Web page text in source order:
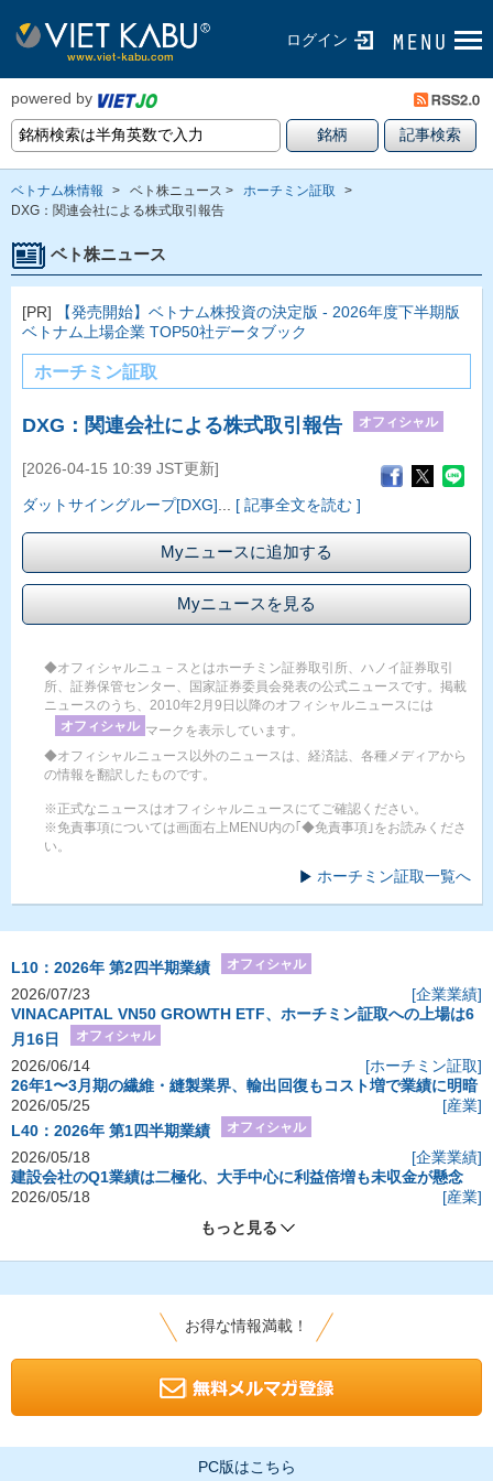
ログイン
powered by
ベトナム株情報 > ベト株ニュース > ホーチミン証取
>
DXG：関連会社による株式取引報告
ベト株ニュース
[PR]
【発売開始】ベトナム株投資の決定版 - 2026年度下半期版
ベトナム上場企業 TOP50社データブック
ホーチミン証取
DXG：関連会社による株式取引報告 オフィシャル
[2026-04-15 10:39 JST更新]
ダットサイングループ[DXG] [ 記事全文を読む ]
Myニュースに追加する
Myニュースを見る
◆オフィシャルニュ－スとはホーチミン証券取引所、ハノイ証券取引
所、証券保管センター、国家証券委員会発表の公式ニュースです。掲載
ニュースのうち、2010年2月9日以降のオフィシャルニュースには
オフィシャル マークを表示しています。
◆オフィシャルニュース以外のニュースは、経済誌、各種メディアから
の情報を翻訳したものです。
※正式なニュースはオフィシャルニュースにてご確認ください。
※免責事項については画面右上MENU内の｢◆免責事項｣をお読みくださ
い。
ホーチミン証取一覧へ
L10：2026年 第2四半期業績 オフィシャル
2026/07/23
[企業業績]
VINACAPITAL VN50 GROWTH ETF、ホーチミン証取への上場は6
月16日
オフィシャル
2026/06/14
[ホーチミン証取]
26年1〜3月期の繊維・縫製業界、輸出回復もコスト増で業績に明暗
2026/05/25
[産業]
L40：2026年 第1四半期業績
オフィシャル
2026/05/18
[企業業績]
建設会社のQ1業績は二極化、大手中心に利益倍増も未収金が懸念
2026/05/18
[産業]
もっと見る
お得な情報満載！
PC版はこちら